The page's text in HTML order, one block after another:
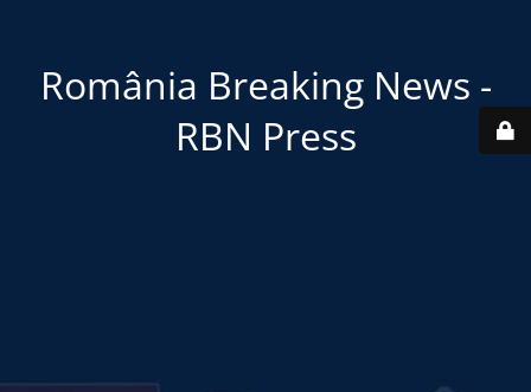
România Breaking News -
RBN Press